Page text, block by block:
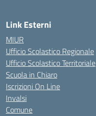
Link Esterni
MIUR
Ufficio Scolastico Regionale
Ufficio Scolastico Territoriale
Scuola in Chiaro
Iscrizioni On Line
Invalsi
Comune